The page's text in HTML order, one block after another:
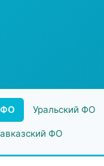
ФО Уральский ФО
ФО